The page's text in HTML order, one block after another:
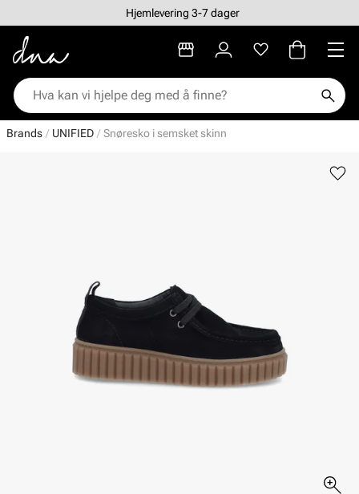
Hjemlevering 3-7 dager
Brands UNIFIED Snøresko i semsket skinn